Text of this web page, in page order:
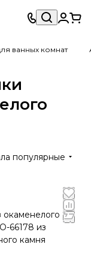
ванных комнат
популярные
окаменелого
66178 из
камня